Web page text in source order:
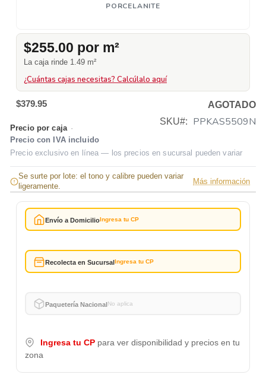
PORCELANITE
$255.00 por m²
La caja rinde 1.49 m²
¿Cuántas cajas necesitas? Calcúlalo aquí
$379.95
AGOTADO
SKU
PPKAS5509N
Precio por caja ·
Precio con IVA incluido
Precio exclusivo en línea — los precios en sucursal pueden variar
Se surte por lote: el tono y calibre pueden variar
ligeramente.
Más información
Envío a DomicilioIngresa tu CP
Recolecta en SucursalIngresa tu CP
Paquetería NacionalNo aplica
Ingresa tu CP para ver disponibilidad y precios en tu
zona